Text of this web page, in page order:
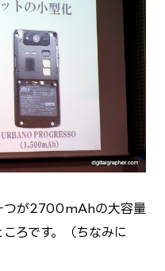
つが2700mAhの大容量
ろです。（ちなみに